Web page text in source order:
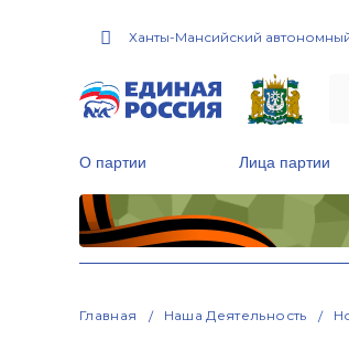
Ханты-Мансийский
О партии Лица партии
Главная Наша Деятельность